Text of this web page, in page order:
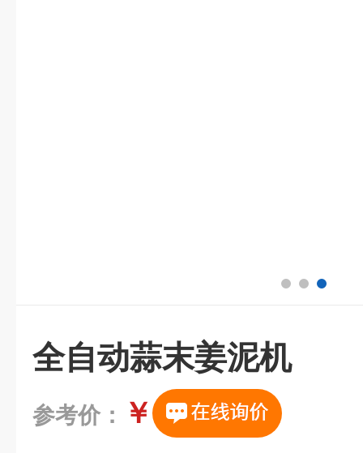
全自动蒜末姜泥机
参考价： ￥